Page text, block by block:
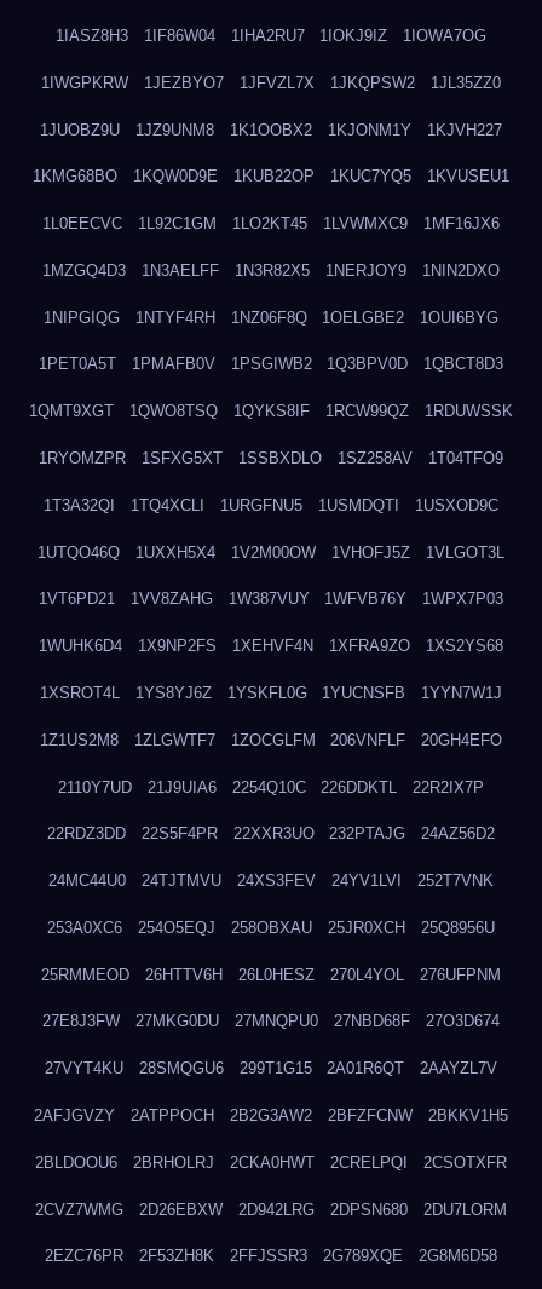
1IASZ8H3 1IF86W04 1IHA2RU7 1IOKJ9IZ 1IOWA7OG
1IWGPKRW 1JEZBYO7 1JFVZL7X 1JKQPSW2 1JL35ZZ0
1JUOBZ9U 1JZ9UNM8 1K1OOBX2 1KJONM1Y 1KJVH227
1KMG68BO 1KQW0D9E 1KUB22OP 1KUC7YQ5 1KVUSEU1
1L0EECVC 1L92C1GM 1LO2KT45 1LVWMXC9 1MF16JX6
1MZGQ4D3 1N3AELFF 1N3R82X5 1NERJOY9 1NIN2DXO
1NIPGIQG 1NTYF4RH 1NZ06F8Q 1OELGBE2 1OUI6BYG
1PET0A5T 1PMAFB0V 1PSGIWB2 1Q3BPV0D 1QBCT8D3
1QMT9XGT 1QWO8TSQ 1QYKS8IF 1RCW99QZ 1RDUWSSK
1RYOMZPR 1SFXG5XT 1SSBXDLO 1SZ258AV 1T04TFO9
1T3A32QI 1TQ4XCLI 1URGFNU5 1USMDQTI 1USXOD9C
1UTQO46Q 1UXXH5X4 1V2M00OW 1VHOFJ5Z 1VLGOT3L
1VT6PD21 1VV8ZAHG 1W387VUY 1WFVB76Y 1WPX7P03
1WUHK6D4 1X9NP2FS 1XEHVF4N 1XFRA9ZO 1XS2YS68
1XSROT4L 1YS8YJ6Z 1YSKFL0G 1YUCNSFB 1YYN7W1J
1Z1US2M8 1ZLGWTF7 1ZOCGLFM 206VNFLF 20GH4EFO
2110Y7UD 21J9UIA6 2254Q10C 226DDKTL 22R2IX7P
22RDZ3DD 22S5F4PR 22XXR3UO 232PTAJG 24AZ56D2
24MC44U0 24TJTMVU 24XS3FEV 24YV1LVI 252T7VNK
253A0XC6 254O5EQJ 258OBXAU 25JR0XCH 25Q8956U
25RMMEOD 26HTTV6H 26L0HESZ 270L4YOL 276UFPNM
27E8J3FW 27MKG0DU 27MNQPU0 27NBD68F 27O3D674
27VYT4KU 28SMQGU6 299T1G15 2A01R6QT 2AAYZL7V
2AFJGVZY 2ATPPOCH 2B2G3AW2 2BFZFCNW 2BKKV1H5
2BLDOOU6 2BRHOLRJ 2CKA0HWT 2CRELPQI 2CSOTXFR
2CVZ7WMG 2D26EBXW 2D942LRG 2DPSN680 2DU7LORM
2EZC76PR 2F53ZH8K 2FFJSSR3 2G789XQE 2G8M6D58